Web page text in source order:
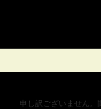
申し訳ございません